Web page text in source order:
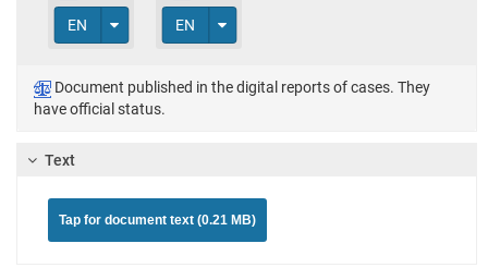
EN Toggle Dropdown
EN Toggle Dropdown
Document published in the digital reports of cases. They
have official status.
Text
Tap for document text (0.21 MB)